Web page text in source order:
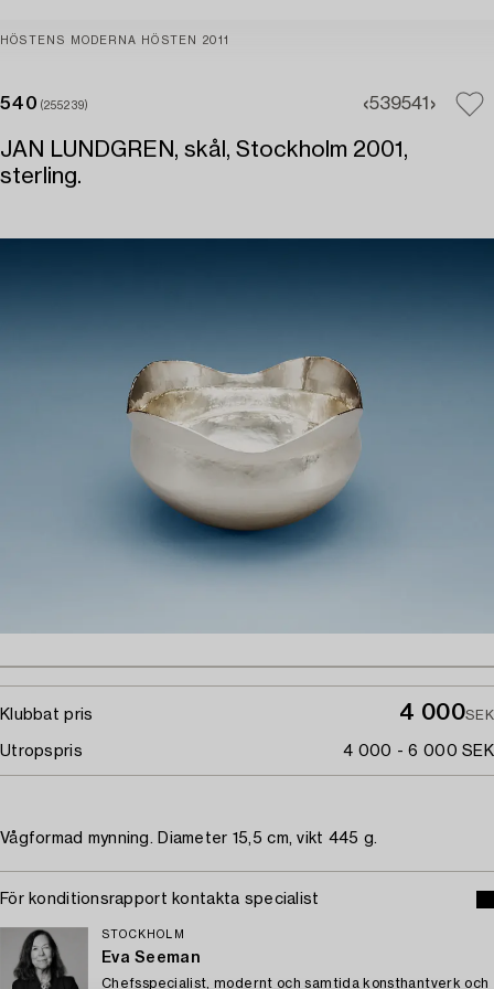
HÖSTENS MODERNA HÖSTEN 2011
540 (255239) 539541
JAN LUNDGREN, skål, Stockholm 2001,
sterling.
Klubbat pris 4 000SEK
Utropspris 4 000 - 6 000 SEK
Vågformad mynning. Diameter 15,5 cm, vikt 445 g.
För konditionsrapport kontakta specialist
STOCKHOLM
Eva Seeman
Chefsspecialist, modernt och samtida konsthantverk och